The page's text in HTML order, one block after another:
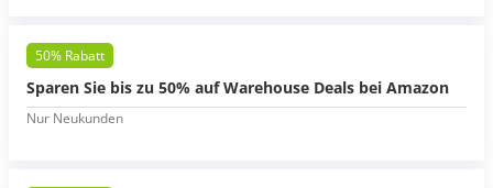
50% Rabatt
Sparen Sie bis zu 50% auf Warehouse Deals bei Amazon
Nur Neukunden